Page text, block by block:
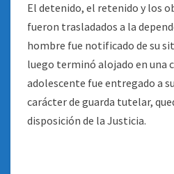
El detenido, el retenido y los
fueron trasladados a la
hombre fue notificado de su
luego terminó alojado en una
adolescente fue entregado a
carácter de guarda tutelar,
disposición de la Justicia.